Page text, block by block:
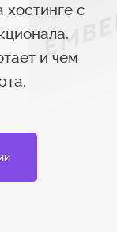
хостинге с
и чем